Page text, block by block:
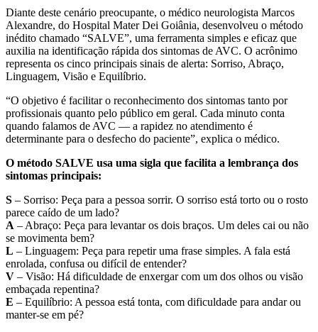
Diante deste cenário preocupante, o médico neurologista Marcos
Alexandre, do Hospital Mater Dei Goiânia, desenvolveu o método
inédito chamado “SALVE”, uma ferramenta simples e eficaz que
auxilia na identificação rápida dos sintomas de AVC. O acrônimo
representa os cinco principais sinais de alerta: Sorriso, Abraço,
Linguagem, Visão e Equilíbrio.
“O objetivo é facilitar o reconhecimento dos sintomas tanto por
profissionais quanto pelo público em geral. Cada minuto conta
quando falamos de AVC — a rapidez no atendimento é
determinante para o desfecho do paciente”, explica o médico.
O método SALVE usa uma sigla que facilita a lembrança dos
sintomas principais:
S – Sorriso: Peça para a pessoa sorrir. O sorriso está torto ou o rosto
parece caído de um lado?
A – Abraço: Peça para levantar os dois braços. Um deles cai ou não
se movimenta bem?
L – Linguagem: Peça para repetir uma frase simples. A fala está
enrolada, confusa ou difícil de entender?
V – Visão: Há dificuldade de enxergar com um dos olhos ou visão
embaçada repentina?
E – Equilíbrio: A pessoa está tonta, com dificuldade para andar ou
manter-se em pé?